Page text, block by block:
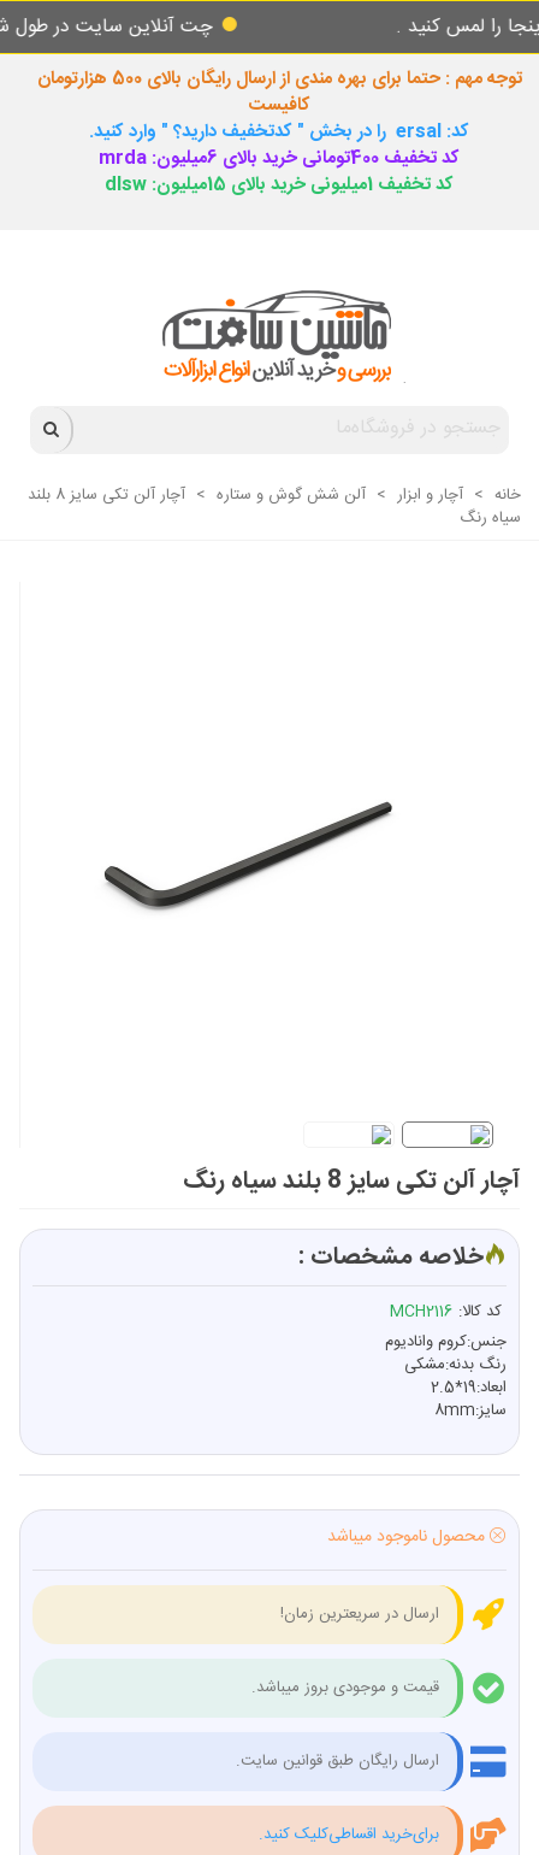
کنید . چت آنلاین سایت در طول شبانه
توجه مهم : حتما برای بهره مندی از ارسال رایگان بالای 500 هزارتومان
کافیست
کد: ersal را در بخش " کدتخفیف دارید؟ " وارد کنید.
کد تخفیف 400تومانی خرید بالای 6میلیون: mrda
کد تخفیف 1میلیونی خرید بالای 15میلیون: dlsw
خانه > آچار و ابزار > آلن شش گوش و ستاره >
آچار آلن تکی سایز 8 بلند
سیاه رنگ
آچار آلن تکی سایز 8 بلند سیاه رنگ
خلاصه مشخصات :
کد کالا: MCH2116
جنس:کروم وانادیوم
رنگ بدنه:مشکی
ابعاد:19*2.5
سایز:8mm
محصول ناموجود میباشد
ارسال در سریعترین زمان!
قیمت و موجودی بروز میباشد.
ارسال رایگان طبق قوانین سایت.
برای‌خرید اقساطی‌کلیک کنید.